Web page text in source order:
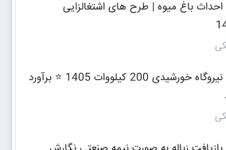
باغ میوه | طرح های اشتغالزایی
طرح توجیهی نیروگاه خورشیدی 200 کیلووات 1405 ⭐️ برآورد